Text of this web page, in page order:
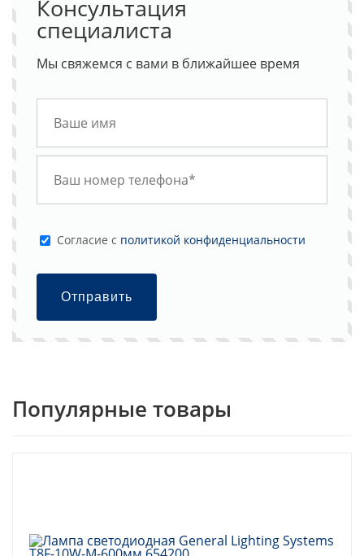
Консультация
специалиста
Мы свяжемся с вами в ближайшее время
Cогласие с политикой конфиденциальности
Отправить
Популярные товары